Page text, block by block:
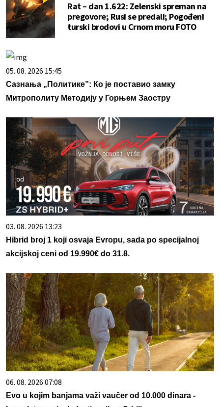
Rat – dan 1.622: Zelenski spreman na
pregovore; Rusi se predali; Pogođeni
turski brodovi u Crnom moru FOTO
05. 08. 2026 15:45
Сазнања „Политике”: Ко је поставио замку
Митрополиту Методију у Горњем Заостру
03. 08. 2026 13:23
Hibrid broj 1 koji osvaja Evropu, sada po specijalnoj
akcijskoj ceni od 19.990€ do 31.8.
06. 08. 2026 07:08
Evo u kojim banjama važi vaučer od 10.000 dinara -